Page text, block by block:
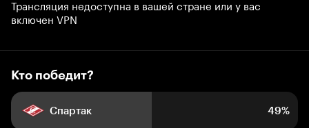
Трансляция недоступна в вашей стране или у вас
включен VPN
Кто победит?
Спартак 49%